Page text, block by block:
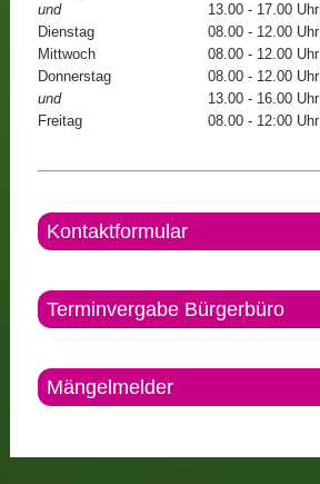
und
13.00 - 17.00 Uhr
Dienstag
08.00 - 12.00 Uhr
Mittwoch
08.00 - 12.00 Uhr
Donnerstag
08.00 - 12.00 Uhr
und
13.00 - 16.00 Uhr
Freitag
08.00 - 12:00 Uhr
Kontaktformular
Terminvergabe Bürgerbüro
Mängelmelder